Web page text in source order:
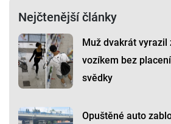
Nejčtenější články
Muž dvakrát vyrazil
vozíkem bez
svědky
Opuštěné auto